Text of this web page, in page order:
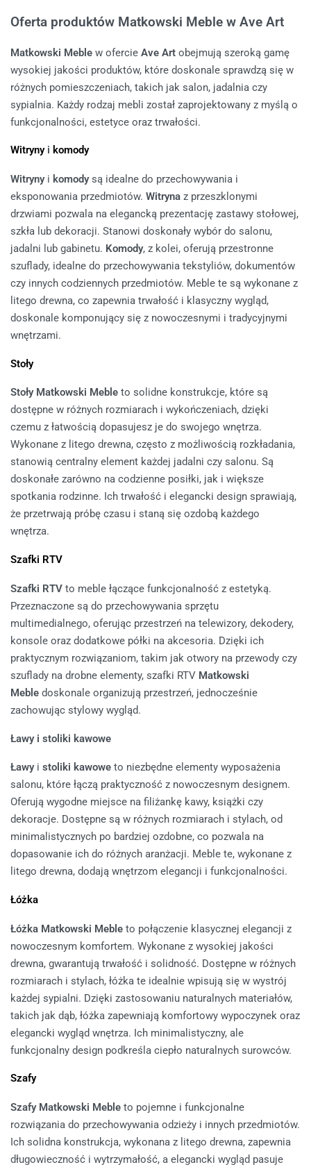
Oferta produktów Matkowski Meble w Ave Art
Matkowski Meble w ofercie Ave Art obejmują szeroką gamę
wysokiej jakości produktów, które doskonale sprawdzą się w
różnych pomieszczeniach, takich jak salon, jadalnia czy
sypialnia. Każdy rodzaj mebli został zaprojektowany z myślą o
funkcjonalności, estetyce oraz trwałości.
Witrynyi komody
Witrynyi komodysą idealne do przechowywania i
eksponowania przedmiotów. Witryna z przeszklonymi
drzwiami pozwala na elegancką prezentację zastawy stołowej,
szkła lub dekoracji. Stanowi doskonały wybór do salonu,
jadalni lub gabinetu. Komody, z kolei, oferują przestronne
szuflady, idealne do przechowywania tekstyliów, dokumentów
czy innych codziennych przedmiotów. Meble te są wykonane z
litego drewna, co zapewnia trwałość i klasyczny wygląd,
doskonale komponujący się z nowoczesnymi i tradycyjnymi
wnętrzami.
Stoły
Stoły Matkowski Meble to solidne konstrukcje, które są
dostępne w różnych rozmiarach i wykończeniach, dzięki
czemu z łatwością dopasujesz je do swojego wnętrza.
Wykonane z litego drewna, często z możliwością rozkładania,
stanowią centralny element każdej jadalni czy salonu. Są
doskonałe zarówno na codzienne posiłki, jak i większe
spotkania rodzinne. Ich trwałość i elegancki design sprawiają,
że przetrwają próbę czasu i staną się ozdobą każdego
wnętrza.
Szafki RTV
Szafki RTV to meble łączące funkcjonalność z estetyką.
Przeznaczone są do przechowywania sprzętu
multimedialnego, oferując przestrzeń na telewizory, dekodery,
konsole oraz dodatkowe półki na akcesoria. Dzięki ich
praktycznym rozwiązaniom, takim jak otwory na przewody czy
szuflady na drobne elementy, szafki RTV Matkowski
Meble doskonale organizują przestrzeń, jednocześnie
zachowując stylowy wygląd.
Ławy i stoliki kawowe
Ławyi stoliki kawowe to niezbędne elementy wyposażenia
salonu, które łączą praktyczność z nowoczesnym designem.
Oferują wygodne miejsce na filiżankę kawy, książki czy
dekoracje. Dostępne są w różnych rozmiarach i stylach, od
minimalistycznych po bardziej ozdobne, co pozwala na
dopasowanie ich do różnych aranżacji. Meble te, wykonane z
litego drewna, dodają wnętrzom elegancji i funkcjonalności.
Łóżka
Łóżka Matkowski Meble to połączenie klasycznej elegancji z
nowoczesnym komfortem. Wykonane z wysokiej jakości
drewna, gwarantują trwałość i solidność. Dostępne w różnych
rozmiarach i stylach, łóżka te idealnie wpisują się w wystrój
każdej sypialni. Dzięki zastosowaniu naturalnych materiałów,
takich jak dąb, łóżka zapewniają komfortowy wypoczynek oraz
elegancki wygląd wnętrza. Ich minimalistyczny, ale
funkcjonalny design podkreśla ciepło naturalnych surowców.
Szafy
Szafy Matkowski Meble to pojemne i funkcjonalne
rozwiązania do przechowywania odzieży i innych przedmiotów.
Ich solidna konstrukcja, wykonana z litego drewna, zapewnia
długowieczność i wytrzymałość, a elegancki wygląd pasuje